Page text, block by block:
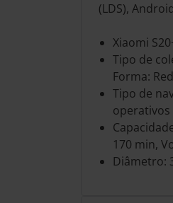
(LDS),
Xiaomi
Tipo de
Forma:
Tipo de
operativos
170 min,
Diâmetro: